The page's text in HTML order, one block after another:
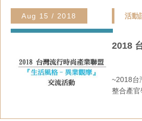
Aug 15 / 2018 活動
2018
~2018台
整合產